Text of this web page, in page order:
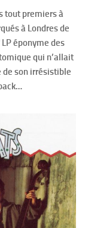
tout premiers à
à Londres de
éponyme des
qui n’allait
de son irrésistible